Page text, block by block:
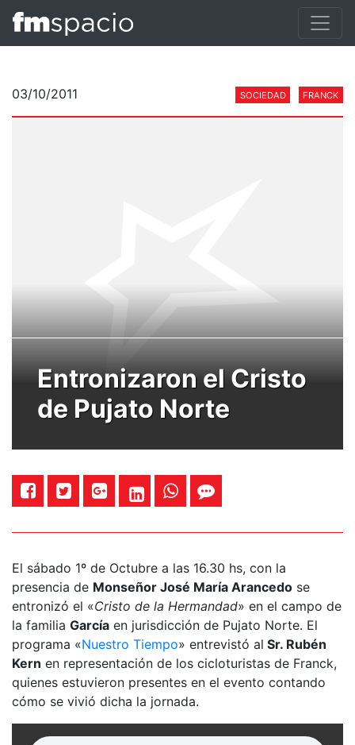
03/10/2011 SOCIEDAD FRANCK
Entronizaron el Cristo
de Pujato Norte
El sábado 1º de Octubre a las 16.30 hs, con la
presencia de Monseñor José María Arancedo se
entronizó el «Cristo de la Hermandad» en el campo de
la familia García en jurisdicción de Pujato Norte. El
programa «Nuestro Tiempo» entrevistó al Sr. Rubén
Kern en representación de los cicloturistas de Franck,
quienes estuvieron presentes en el evento contando
cómo se vivió dicha la jornada.